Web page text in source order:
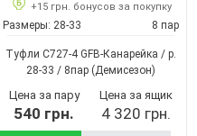
+15 грн. бонусов за покупку
Размеры: 28-33 8 пар
Туфли C727-4 GFB-Канарейка / p.
28-33 / 8пар (Демисезон)
Цена за пару
540 грн.
Цена за ящик
4 320 грн.